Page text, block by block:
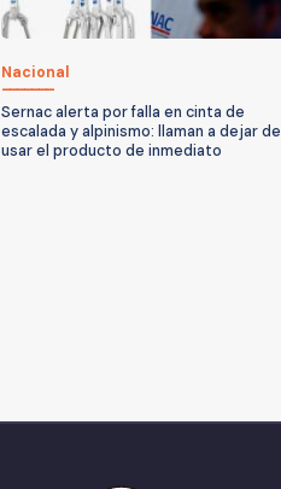
Nacional
Sernac alerta por falla en cinta de
escalada y alpinismo: llaman a dejar de
usar el producto de inmediato